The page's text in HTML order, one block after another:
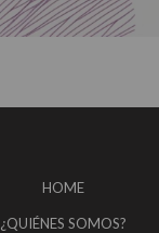
HOME
¿QUIÉNES SOMOS?